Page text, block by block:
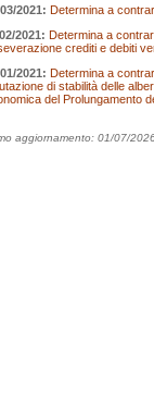
2021: Determina a
2021: Determina a
crediti e debiti
2021: Determina a
di stabilità delle
del Prolungamento
aggiornamento: 01/07/